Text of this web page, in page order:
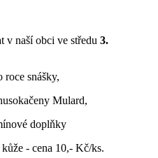
v naší obci ve středu 3.
roce snášky,
Mulard,
doplňky
- cena 10,- Kč/ks.